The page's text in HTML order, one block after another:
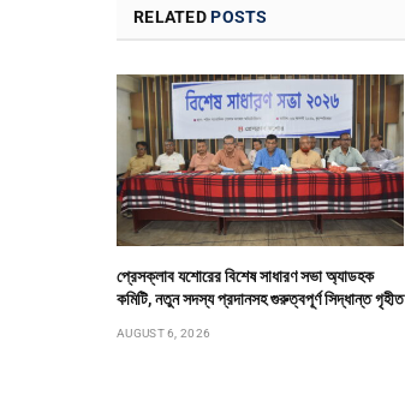
RELATEDPOSTS
প্রেসক্লাব যশোরের বিশেষ সাধারণ সভা অ্যাডহক
কমিটি, নতুন সদস্য প্রদানসহ গুরুত্বপূর্ণ সিদ্ধান্ত গৃহীত
AUGUST 6, 2026